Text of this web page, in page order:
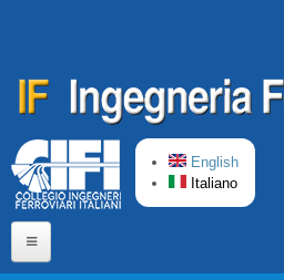
English
Italiano